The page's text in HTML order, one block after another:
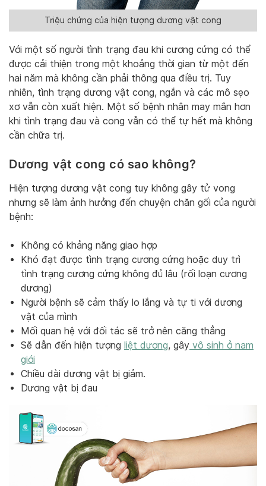
Triệu chứng của hiện tượng dương vật cong
Với một số người tình trạng đau khi cương cứng có thể
được cải thiện trong một khoảng thời gian từ một đến
hai năm mà không cần phải thông qua điều trị. Tuy
nhiên, tình trạng dương vật cong, ngắn và các mô sẹo
xơ vẫn còn xuất hiện. Một số bệnh nhân may mắn hơn
khi tình trạng đau và cong vẫn có thể tự hết mà không
cần chữa trị.
Dương vật cong có sao không?
Hiện tượng dương vật cong tuy không gây tử vong
nhưng sẽ làm ảnh hưởng đến chuyện chăn gối của người
bệnh:
Không có khảng năng giao hợp
Khó đạt được tình trạng cương cứng hoặc duy trì
tình trạng cương cứng không đủ lâu (rối loạn cương
dương)
Người bệnh sẽ cảm thấy lo lắng và tự ti với dương
vật của mình
Mối quan hệ với đối tác sẽ trở nên căng thẳng
Sẽ dẫn đến hiện tượng liệt dương, gây vô sinh ở nam
giới
Chiều dài dương vật bị giảm.
Dương vật bị đau